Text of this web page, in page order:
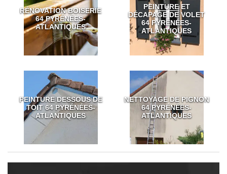
RÉNOVATION BOISERIE
64 PYRÉNÉES-
ATLANTIQUES
PEINTURE ET
DÉCAPAGE DE VOLET
64 PYRÉNÉES-
ATLANTIQUES
PEINTURE DESSOUS DE
TOIT 64 PYRÉNÉES-
ATLANTIQUES
NETTOYAGE DE PIGNON
64 PYRÉNÉES-
ATLANTIQUES